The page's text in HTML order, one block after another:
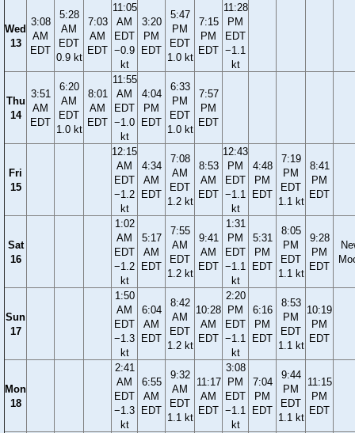
Wed
13
3:08
AM
EDT
5:28
AM
EDT
0.9 kt
7:03
AM
EDT
11:05
AM
EDT
−0.9
kt
3:20
PM
EDT
5:47
PM
EDT
1.0 kt
7:15
PM
EDT
11:28
PM
EDT
−1.1
kt
Thu
14
3:51
AM
EDT
6:20
AM
EDT
1.0 kt
8:01
AM
EDT
11:55
AM
EDT
−1.0
kt
4:04
PM
EDT
6:33
PM
EDT
1.0 kt
7:57
PM
EDT
Fri
15
12:15
AM
EDT
−1.2
kt
4:34
AM
EDT
7:08
AM
EDT
1.2 kt
8:53
AM
EDT
12:43
PM
EDT
−1.1
kt
4:48
PM
EDT
7:19
PM
EDT
1.1 kt
8:41
PM
EDT
Sat
16
1:02
AM
EDT
−1.2
kt
5:17
AM
EDT
7:55
AM
EDT
1.2 kt
9:41
AM
EDT
1:31
PM
EDT
−1.1
kt
5:31
PM
EDT
8:05
PM
EDT
1.1 kt
9:28
PM
EDT
Sun
17
1:50
AM
EDT
−1.3
kt
6:04
AM
EDT
8:42
AM
EDT
1.2 kt
10:28
AM
EDT
2:20
PM
EDT
−1.1
kt
6:16
PM
EDT
8:53
PM
EDT
1.1 kt
10:19
PM
EDT
Mon
18
2:41
AM
EDT
−1.3
kt
6:55
AM
EDT
9:32
AM
EDT
1.1 kt
11:17
AM
EDT
3:08
PM
EDT
−1.1
kt
7:04
PM
EDT
9:44
PM
EDT
1.1 kt
11:15
PM
EDT